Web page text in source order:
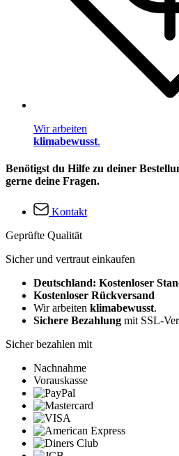
Wir arbeiten
klimabewusst.
Benötigst du Hilfe zu deiner
gerne deine Fragen.
Kontakt
Geprüfte Qualität
Sicher und vertraut einkaufen
Deutschland: Kostenloser
Kostenloser Rückversand
Wir arbeiten klimabewusst.
Sichere Bezahlung mit SSL-
Sicher bezahlen mit
Nachnahme
Vorauskasse